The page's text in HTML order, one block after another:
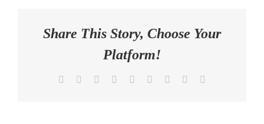
Share This Story, Choose Your
Platform!
Facebook Reddit LinkedInWhatsApp
TumblrPinterest